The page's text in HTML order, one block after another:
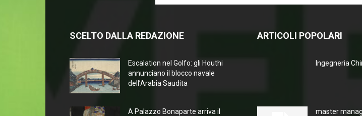
SCELTO DALLA REDAZIONE
Escalation nel Golfo: gli Houthi
annunciano il blocco navale
dell’Arabia Saudita
A Palazzo Bonaparte arriva il
ARTICOLI POPOLARI
Ingegneria
master